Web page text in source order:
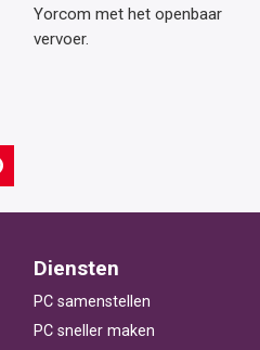
Yorcom met het openbaar
vervoer.
Diensten
PC samenstellen
PC sneller maken